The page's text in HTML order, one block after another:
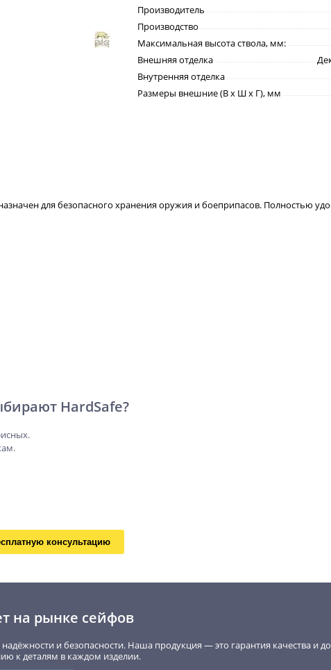
Производитель
Производство
Максимальная высота ствола, мм:
Внешняя отделка
Внутренняя отделка
Размеры внешние (В х Ш х Г), мм
для безопасного хранения оружия и боеприпасов. Полностью
HardSafe?
консультацию
на рынке сейфов
и безопасности. Наша продукция — это гарантия качества и
к деталям в каждом изделии.